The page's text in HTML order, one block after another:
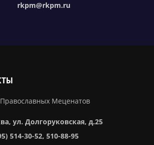
rkpm@rkpm.ru
Меценатов
ул. Долгоруковская, д.25
514-30-52, 510-88-95